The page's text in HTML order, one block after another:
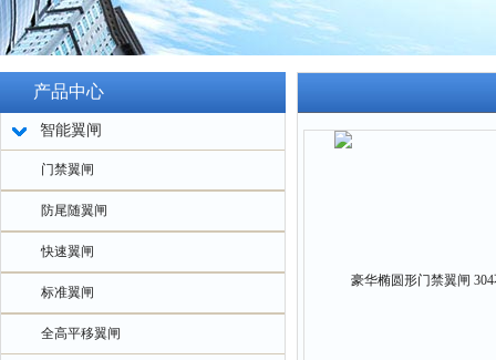
产品中心
智能翼闸
门禁翼闸
防尾随翼闸
快速翼闸
标准翼闸
全高平移翼闸